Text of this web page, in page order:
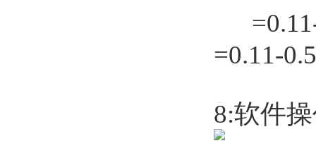
=0.11-
8:软件